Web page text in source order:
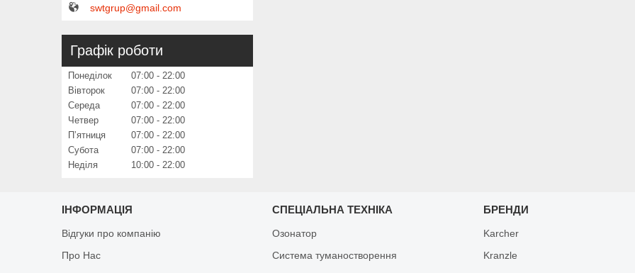
swtgrup@gmail.com
Графік роботи
Понеділок 07:00
22:00
Вівторок
07:00
22:00
Середа
07:00
22:00
Четвер
07:00
22:00
Пʼятниця
07:00
22:00
Субота
07:00
22:00
Неділя
10:00 22:00
ІНФОРМАЦІЯ
Відгуки про компанію
Про Нас
СПЕЦІАЛЬНА ТЕХНІКА
Озонатор
Система туманостворення
БРЕНДИ
Karcher
Kranzle